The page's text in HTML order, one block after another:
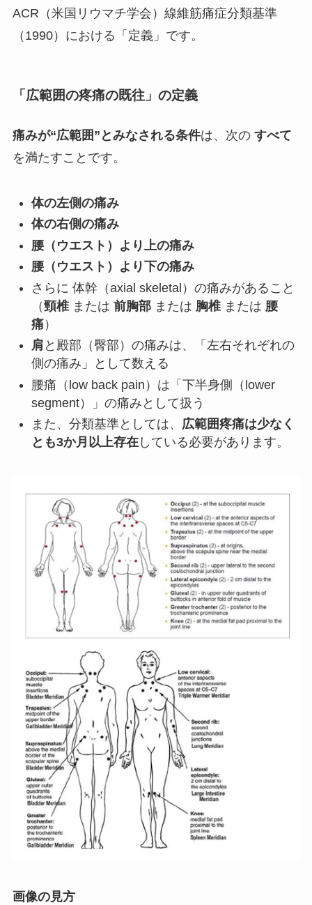
ACR（米国リウマチ学会）線維筋痛症分類基準
（1990）における「定義」です。
「広範囲の疼痛の既往」の定義
痛みが“広範囲”とみなされる条件は、次の すべて
を満たすことです。
体の左側の痛み
体の右側の痛み
腰（ウエスト）より上の痛み
腰（ウエスト）より下の痛み
さらに 体幹（axial skeletal）の痛みがあること
（頸椎または 前胸部または 胸椎または 腰
痛）
肩 と殿部（臀部）の痛みは、「左右それぞれの
側の痛み」として数える
腰痛（low back pain）は「下半身側（lower
segment）」の痛みとして扱う
また、分類基準としては、
広範囲疼痛は少なく
とも3か月以上存在している必要があります。
画像の見方